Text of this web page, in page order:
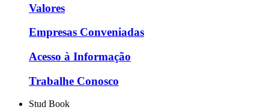
Valores
Empresas Conveniadas
Acesso à Informação
Trabalhe Conosco
Stud Book